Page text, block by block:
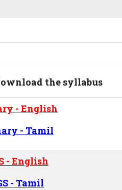
the syllabus
- English
- Tamil
- English
- Tamil